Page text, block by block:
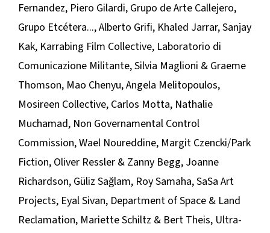
Fernandez, Piero Gilardi, Grupo de Arte Callejero,
Grupo Etcétera..., Alberto Grifi, Khaled Jarrar, Sanjay
Kak, Karrabing Film Collective, Laboratorio di
Comunicazione Militante, Silvia Maglioni & Graeme
Thomson, Mao Chenyu, Angela Melitopoulos,
Mosireen Collective, Carlos Motta, Nathalie
Muchamad, Non Governamental Control
Commission, Wael Noureddine, Margit Czencki/Park
Fiction, Oliver Ressler & Zanny Begg, Joanne
Richardson, Güliz Sağlam, Roy Samaha, SaSa Art
Projects, Eyal Sivan, Department of Space & Land
Reclamation, Mariette Schiltz & Bert Theis, Ultra-